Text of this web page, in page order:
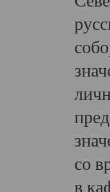
со
в